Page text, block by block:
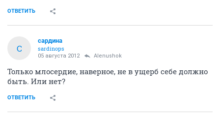
ОТВЕТИТЬ
С
сардина
sardinops
05 августа 2012 Alenushok
Только млосердие, наверное, не в ущерб себе должно
быть. Или нет?
ОТВЕТИТЬ